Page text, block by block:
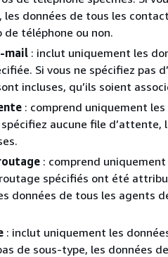
les données de tous les
de téléphone ou non.
mail : inclut uniquement les
Si vous ne spécifiez pas
incluses, qu’ils soient
: comprend uniquement
spécifiez aucune file
: comprend
spécifiés ont été
données de tous les agents
: inclut uniquement les
de sous-type, les données